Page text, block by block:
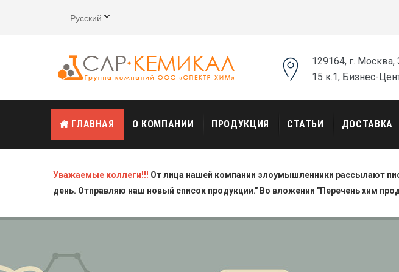
Русский
129164, г. Москва,
15 к.1, Бизнес-
ГЛАВНАЯ О КОМПАНИИ ПРОДУКЦИЯ СТАТЬИ ДОСТАВКА
Уважаемые коллеги!!! От лица нашей компании злоумышленники рассылают
день. Отправляю наш новый список продукции." Во вложении "Перечень хим